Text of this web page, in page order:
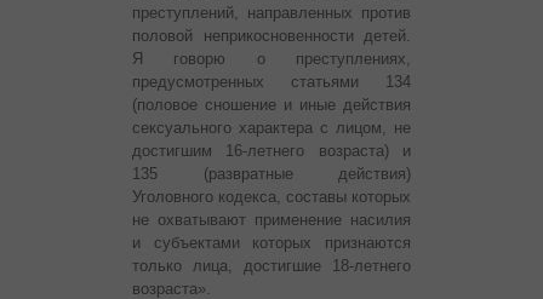
преступлений, направленных против
половой неприкосновенности детей.
Я говорю о преступлениях,
предусмотренных статьями 134
(половое сношение и иные действия
сексуального характера с лицом, не
достигшим 16-летнего возраста) и
135 (развратные действия)
Уголовного кодекса, составы которых
не охватывают применение насилия
и субъектами которых признаются
только лица, достигшие 18-летнего
возраста».